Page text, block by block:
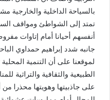
بالسياحة الداخلية والخارجية
تمتد إلى الشواطئ ومواقف
أنفسهم أحيانا أمام إتاوات
جانبه شدد إبراهيم حمداوي
لموقعنا على أن التنمية
الطبيعية والثقافية والتراثية
على جاذبيتها وهويتها محذرا